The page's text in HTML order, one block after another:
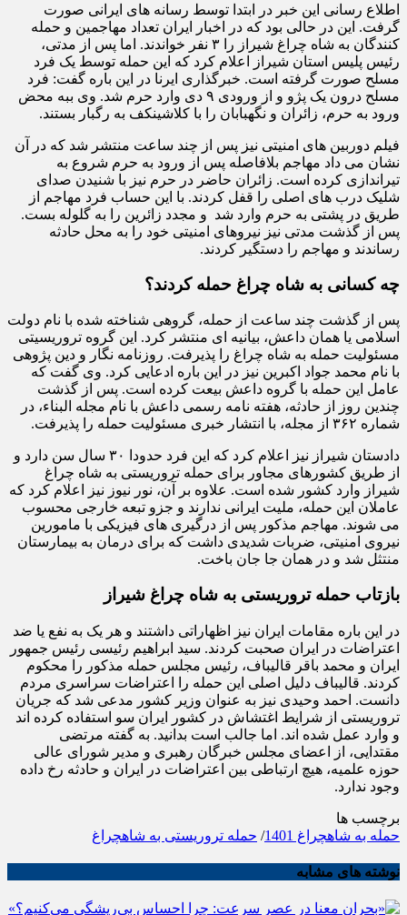
اطلاع رسانی این خبر در ابتدا توسط رسانه های ایرانی صورت
گرفت. این در حالی بود که در اخبار ایران تعداد مهاجمین و حمله
کنندگان به شاه چراغ شیراز را ۳ نفر خواندند. اما پس از مدتی،
رئیس پلیس استان شیراز اعلام کرد که این حمله توسط یک فرد
مسلح صورت گرفته است. خبرگذاری ایرنا در این باره گفت: فرد
مسلح درون یک پژو و از ورودی ۹ دی وارد حرم شد. وی ببه محض
ورود به حرم، زائران و نگهبابان را با کلاشینکف به رگبار بستند.
فیلم دوربین های امنیتی نیز پس از چند ساعت منتشر شد که در آن
نشان می داد مهاجم بلافاصله پس از ورود به حرم شروع به
تیراندازی کرده است. زائران حاضر در حرم نیز با شنیدن صدای
شلیک درب های اصلی را قفل کردند. با این حساب فرد مهاجم از
طریق در پشتی به حرم وارد شد و مجدد زائرین را به گلوله بست.
پس از گذشت مدتی نیز نیروهای امنیتی خود را به محل حادثه
رساندند و مهاجم را دستگیر کردند.
چه کسانی به شاه چراغ حمله کردند؟
پس از گذشت چند ساعت از حمله، گروهی شناخته شده با نام دولت
اسلامی یا همان داعش، بیانیه ای منتشر کرد. این گروه تروریسیتی
مسئولیت حمله به شاه چراغ را پذیرفت. روزنامه نگار و دین پژوهی
با نام محمد جواد اکبرین نیز در این باره ادعایی کرد. وی گفت که
عامل این حمله با گروه داعش بیعت کرده است. پس از گذشت
چندین روز از حادثه، هفته نامه رسمی داعش با نام مجله البناء، در
شماره ۳۶۲ از مجله، با انتشار خبری مسئولیت حمله را پذیرفت.
دادستان شیراز نیز اعلام کرد که این فرد حدودا ۳۰ سال سن دارد و
از طریق کشورهای مجاور برای حمله تروریستی به شاه چراغ
شیراز وارد کشور شده است. علاوه بر آن، نور نیوز نیز اعلام کرد که
عاملان این حمله، ملیت ایرانی ندارند و جزو تبعه خارجی محسوب
می شوند. مهاجم مذکور پس از درگیری های فیزیکی با مامورین
نیروی امنیتی، ضربات شدیدی داشت که برای درمان به بیمارستان
منتثل شد و در همان جا جان باخت.
بازتاب حمله تروریستی به شاه چراغ شیراز
در این باره مقامات ایران نیز اظهاراتی داشتند و هر یک به نفع یا ضد
اعتراضات در ایران صحبت کردند. سید ابراهیم رئیسی رئیس جمهور
ایران و محمد باقر قالیباف، رئیس مجلس حمله مذکور را محکوم
کردند. قالیباف دلیل اصلی این حمله را اعتراضات سراسری مردم
دانست. احمد وحیدی نیز به عنوان وزیر کشور مدعی شد که جریان
تروریستی از شرایط اغتشاش در کشور ایران سو استفاده کرده اند
و وارد عمل شده اند. اما جالب است بدانید. به گفته مرتضی
مقتدایی، از اعضای مجلس خبرگان رهبری و مدیر شورای عالی
حوزه علمیه، هیچ ارتباطی بین اعتراضات در ایران و حادثه رخ داده
وجود ندارد.
برچسب ها
حمله به شاهچراغ 1401
/ حمله تروریستی به شاهچراغ
نوشته های مشابه